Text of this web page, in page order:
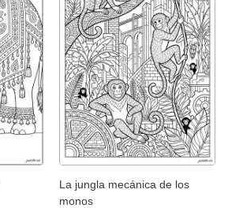
La jungla mecánica de los
monos